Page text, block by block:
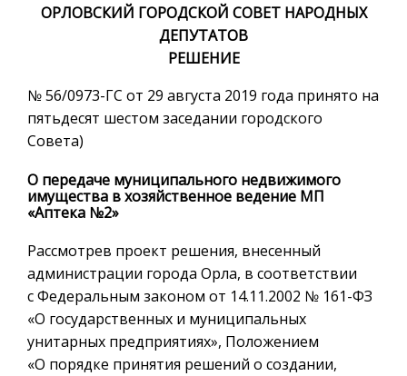
ОРЛОВСКИЙ ГОРОДСКОЙ СОВЕТ НАРОДНЫХ
ДЕПУТАТОВ
РЕШЕНИЕ
№ 56/0973-ГС от 29 августа 2019 года принято на
пятьдесят шестом заседании городского
Совета)
О передаче муниципального недвижимого
имущества в хозяйственное ведение МП
«Аптека №2»
Рассмотрев проект решения, внесенный
администрации города Орла, в соответствии
с Федеральным законом от 14.11.2002 № 161-ФЗ
«О государственных и муниципальных
унитарных предприятиях», Положением
«О порядке принятия решений о создании,